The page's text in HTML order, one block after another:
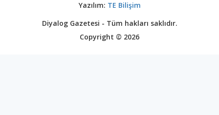
Yazılım: TE Bilişim
Diyalog Gazetesi - Tüm hakları saklıdır.
Copyright © 2026